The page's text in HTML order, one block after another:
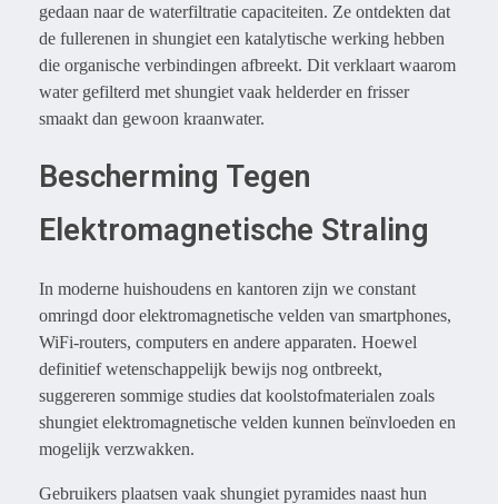
gedaan naar de waterfiltratie capaciteiten. Ze ontdekten dat
de fullerenen in shungiet een katalytische werking hebben
die organische verbindingen afbreekt. Dit verklaart waarom
water gefilterd met shungiet vaak helderder en frisser
smaakt dan gewoon kraanwater.
Bescherming Tegen
Elektromagnetische Straling
In moderne huishoudens en kantoren zijn we constant
omringd door elektromagnetische velden van smartphones,
WiFi-routers, computers en andere apparaten. Hoewel
definitief wetenschappelijk bewijs nog ontbreekt,
suggereren sommige studies dat koolstofmaterialen zoals
shungiet elektromagnetische velden kunnen beïnvloeden en
mogelijk verzwakken.
Gebruikers plaatsen vaak shungiet pyramides naast hun